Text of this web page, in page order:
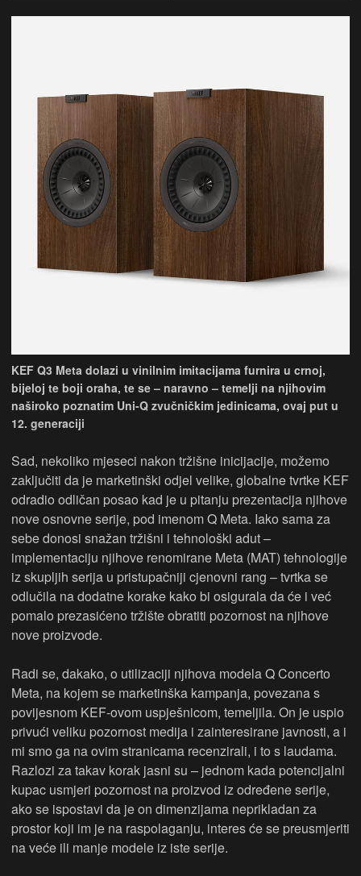
KEF Q3 Meta dolazi u vinilnim imitacijama furnira u crnoj,
bijeloj te boji oraha, te se – naravno – temelji na njihovim
naširoko poznatim Uni-Q zvučničkim jedinicama, ovaj put u
12. generaciji
Sad, nekoliko mjeseci nakon tržišne inicijacije, možemo
zaključiti da je marketinški odjel velike, globalne tvrtke KEF
odradio odličan posao kad je u pitanju prezentacija njihove
nove osnovne serije, pod imenom Q Meta. Iako sama za
sebe donosi snažan tržišni i tehnološki adut –
implementaciju njihove renomirane Meta (MAT) tehnologije
iz skupljih serija u pristupačniji cjenovni rang – tvrtka se
odlučila na dodatne korake kako bi osigurala da će i već
pomalo prezasićeno tržište obratiti pozornost na njihove
nove proizvode.
Radi se, dakako, o utilizaciji njihova modela Q Concerto
Meta, na kojem se marketinška kampanja, povezana s
povijesnom KEF-ovom uspješnicom, temeljila. On je uspio
privući veliku pozornost medija i zainteresirane javnosti, a i
mi smo ga na ovim stranicama recenzirali, i to s laudama.
Razlozi za takav korak jasni su – jednom kada potencijalni
kupac usmjeri pozornost na proizvod iz određene serije,
ako se ispostavi da je on dimenzijama neprikladan za
prostor koji im je na raspolaganju, interes će se preusmjeriti
na veće ili manje modele iz iste serije.